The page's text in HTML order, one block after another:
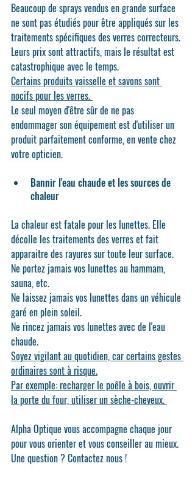
Beaucoup de sprays vendus en grande surface
ne sont pas étudiés pour être appliqués sur les
traitements spécifiques des verres correcteurs.
Leurs prix sont attractifs, mais le résultat est
catastrophique avec le temps.
Certains produits vaisselle et savons sont
nocifs pour les verres.
Le seul moyen d'être sûr de ne pas
endommager son équipement est d'utiliser un
produit parfaitement conforme, en vente chez
votre opticien.
Bannir l'eau chaude et les sources de
chaleur
La chaleur est fatale pour les lunettes. Elle
décolle les traitements des verres et fait
apparaitre des rayures sur toute leur surface.
Ne portez jamais vos lunettes au hammam,
sauna, etc.
Ne laissez jamais vos lunettes dans un véhicule
garé en plein soleil.
Ne rincez jamais vos lunettes avec de l'eau
chaude.
Soyez vigilant au quotidien, car certains gestes
ordinaires sont à risque.
Par exemple: recharger le poêle à bois, ouvrir
la porte du four, utiliser un sèche-cheveux.
Alpha Optique vous accompagne chaque jour
pour vous orienter et vous conseiller au mieux.
Une question ? Contactez nous !